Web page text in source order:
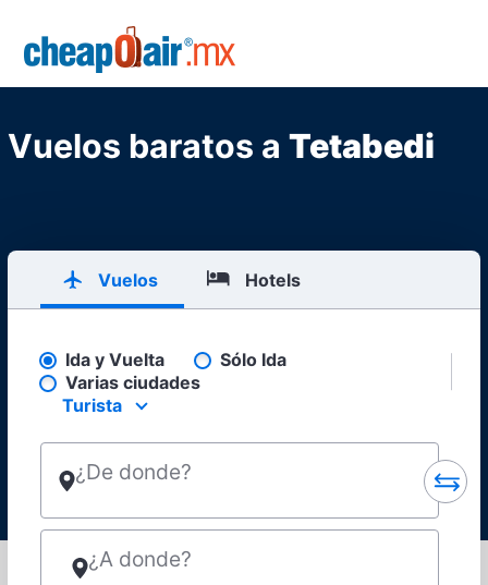
Skip to main content
Vuelos baratos a Tetabedi
Vuelos Hotels
Pick your flight type
Ida y Vuelta
Sólo Ida
Varias ciudades
Select your preferred seating class.
Turista
¿De donde?
¿A donde?